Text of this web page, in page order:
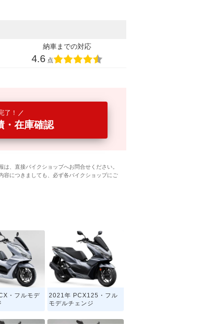
納車までの対応
4.6 点
了！
・在庫確認
、直接バイクショップへお問合せください。
容につきましても、必ず各バイクショップにご
・フルモデ
2021年 PCX125・フル
モデルチェンジ